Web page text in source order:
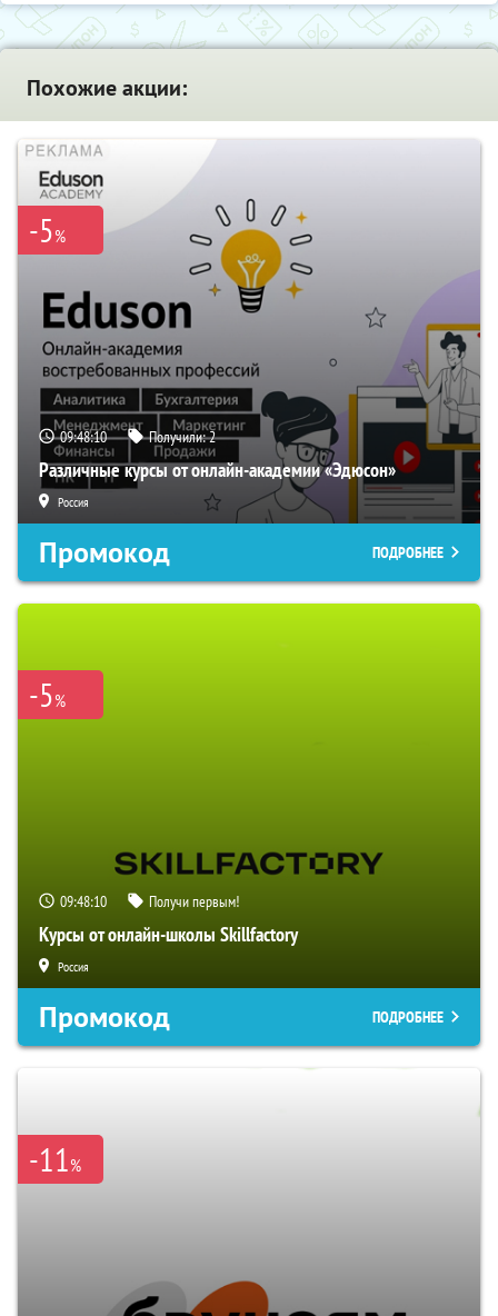
Похожие акции:
-5%
09:48:09 Получили:2
Различные курсы от онлайн-академии «Эдюсон»
Россия
Промокод ПОДРОБНЕЕ
-5%
09:48:09 Получи первым!
Курсы от онлайн-школы Skillfactory
Россия
Промокод ПОДРОБНЕЕ
-11%